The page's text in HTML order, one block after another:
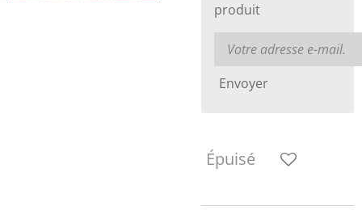
produit
Envoyer
Épuisé